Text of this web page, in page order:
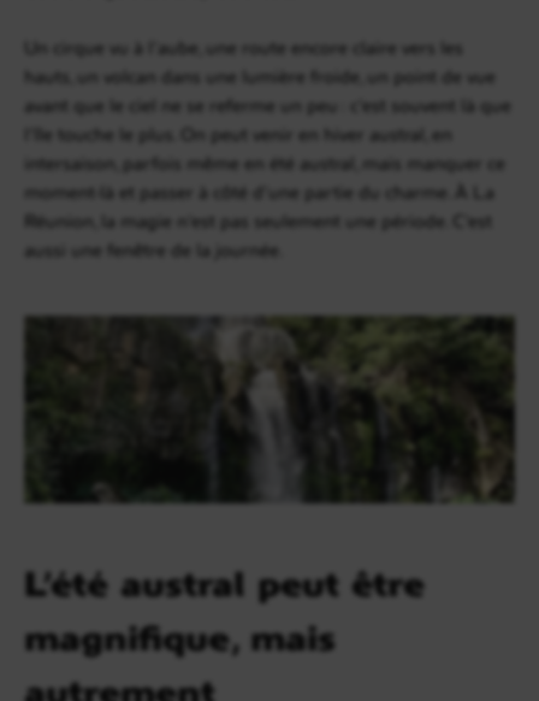
Un cirque vu à l’aube, une route encore claire vers les
hauts, un volcan dans une lumière froide, un point de vue
avant que le ciel ne se referme un peu : c’est souvent là que
l’île touche le plus. On peut venir en hiver austral, en
intersaison, parfois même en été austral, mais manquer ce
moment-là et passer à côté d’une partie du charme. À La
Réunion, la magie n’est pas seulement une période. C’est
aussi une fenêtre de la journée.
L’été austral peut être
magnifique, mais
autrement